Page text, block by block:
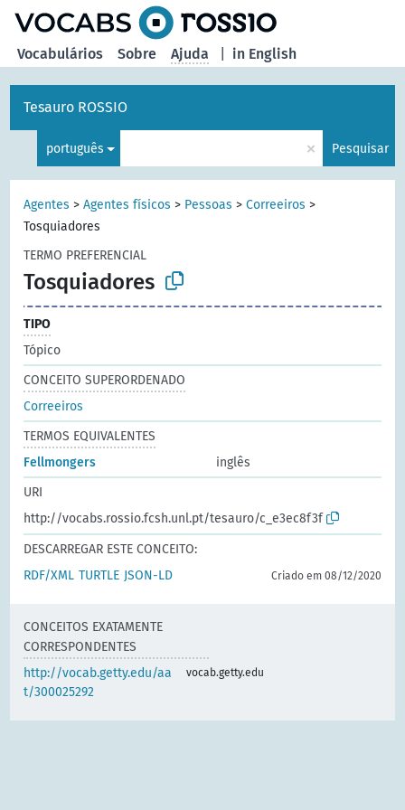
in English
Vocabulários Sobre Ajuda
Tesauro ROSSIO
português × Pesquisar
Agentes >Agentes físicos > Pessoas >Correeiros >
Tosquiadores
TERMO PREFERENCIAL
Tosquiadores
TIPO
Tópico
CONCEITO SUPERORDENADO
Correeiros
TERMOS EQUIVALENTES
Fellmongers
inglês
URI
http://vocabs.rossio.fcsh.unl.pt/tesauro/c_e3ec8f3f
DESCARREGAR ESTE CONCEITO:
RDF/XML TURTLE JSON-LD Criado em 08/12/2020
CONCEITOS EXATAMENTE
CORRESPONDENTES
http://vocab.getty.edu/aa
t/300025292
vocab.getty.edu